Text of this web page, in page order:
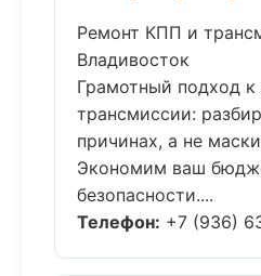
Ремонт КПП и
Владивосток
Грамотный подход к
трансмиссии:
причинах, а не
Экономим ваш
безопасности....
Телефон: +7 (936)